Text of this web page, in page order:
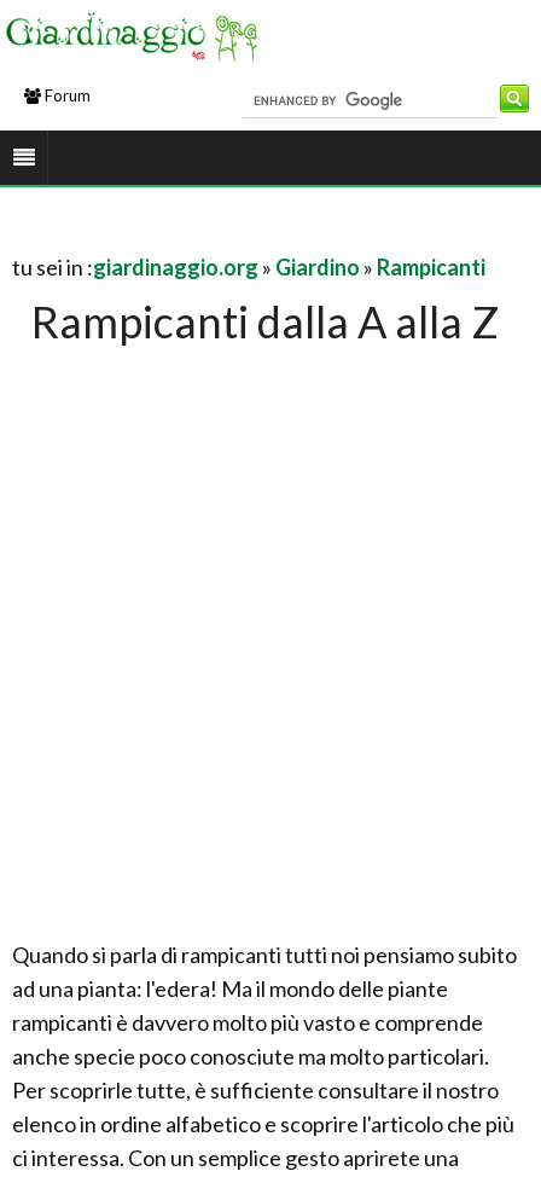
Forum
tu sei in :giardinaggio.org » Giardino » Rampicanti
Rampicanti dalla A alla Z
Quando si parla di rampicanti tutti noi pensiamo subito
ad una pianta: l'edera! Ma il mondo delle piante
rampicanti è davvero molto più vasto e comprende
anche specie poco conosciute ma molto particolari.
Per scoprirle tutte, è sufficiente consultare il nostro
elenco in ordine alfabetico e scoprire l'articolo che più
ci interessa. Con un semplice gesto aprirete una